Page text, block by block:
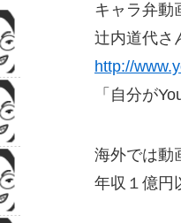
キャラ弁動
辻内道代さ
http://
「自分が
海外では動
年収１億円